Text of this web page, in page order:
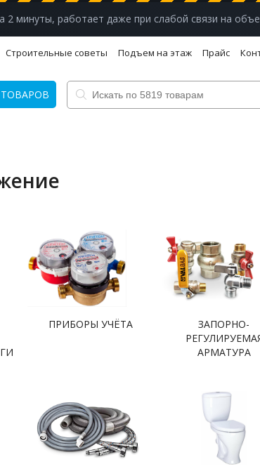
2 минуты, работает даже при слабой связи на
Строительные советы Подъем на этаж Прайс
ПРИБОРЫ УЧЁТА
ЗАПОРНО-
АРМАТУРА